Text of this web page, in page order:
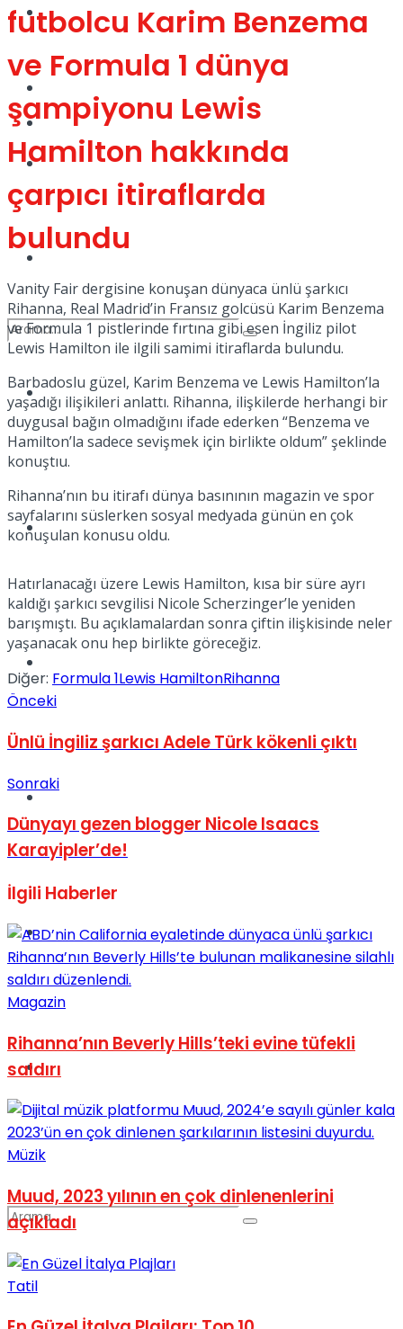
Kadınca
Türkiye
Müzik
Tatil
Spor
Podcast
Tatil
Podcast
No Result
futbolcu Karim Benzema
ve Formula 1 dünya
şampiyonu Lewis
Hamilton hakkında
çarpıcı itiraflarda
bulundu
Vanity Fair dergisine konuşan dünyaca ünlü şarkıcı
Rihanna, Real Madrid’in Fransız golcüsü Karim Benzema
ve Formula 1 pistlerinde fırtına gibi esen İngiliz pilot
Lewis Hamilton ile ilgili samimi itiraflarda bulundu.
Barbadoslu güzel, Karim Benzema ve Lewis Hamilton’la
yaşadığı ilişikileri anlattı. Rihanna, ilişkilerde herhangi bir
duygusal bağın olmadığını ifade ederken “Benzema ve
Hamilton’la sadece sevişmek için birlikte oldum” şeklinde
konuştıu.
Rihanna’nın bu itirafı dünya basınının magazin ve spor
sayfalarını süslerken sosyal medyada günün en çok
konuşulan konusu oldu.
Hatırlanacağı üzere Lewis Hamilton, kısa bir süre ayrı
kaldığı şarkıcı sevgilisi Nicole Scherzinger’le yeniden
barışmıştı. Bu açıklamalardan sonra çiftin ilişkisinde neler
yaşanacak onu hep birlikte göreceğiz.
Diğer: Formula 1Lewis HamiltonRihanna
Önceki
Ünlü İngiliz şarkıcı Adele Türk kökenli çıktı
Sonraki
Dünyayı gezen blogger Nicole Isaacs
Karayipler’de!
İlgili Haberler
Magazin
Rihanna’nın Beverly Hills’teki evine tüfekli
saldırı
Müzik
Muud, 2023 yılının en çok dinlenenlerini
açıkladı
Tatil